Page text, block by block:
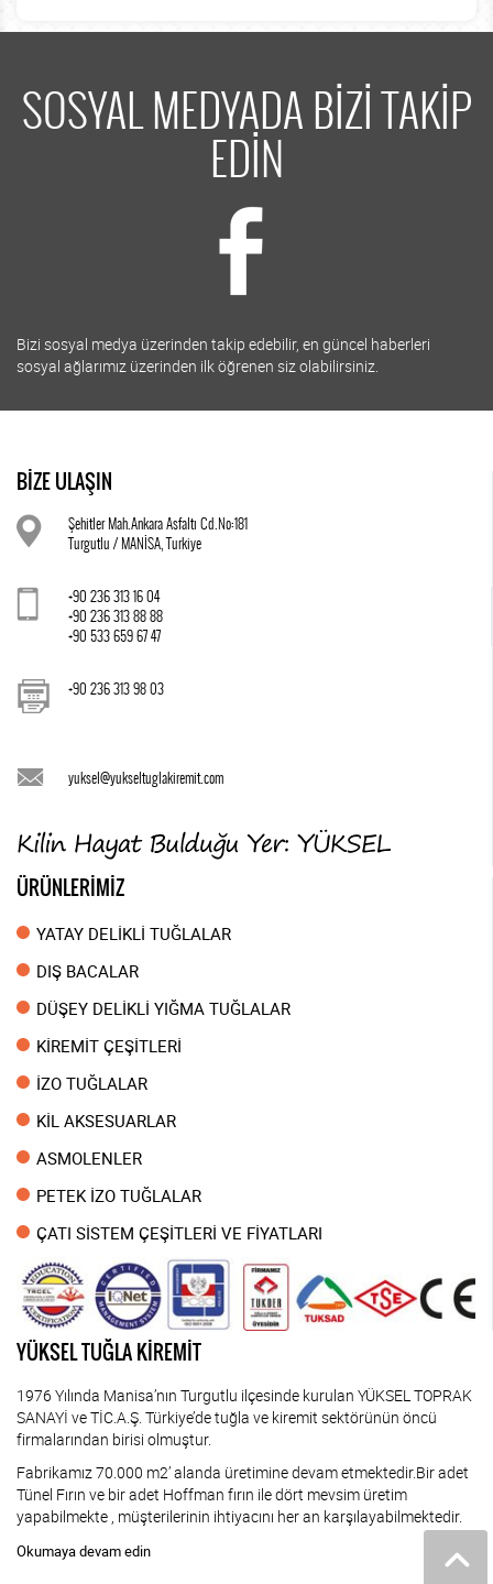
SOSYAL MEDYADA BİZİ TAKİP
EDİN
Bizi sosyal medya üzerinden takip edebilir, en güncel haberleri
sosyal ağlarımız üzerinden ilk öğrenen siz olabilirsiniz.
BİZE ULAŞIN
Şehitler Mah.Ankara Asfaltı Cd.No:181
Turgutlu / MANİSA, Turkiye
+90 236 313 16 04
+90 236 313 88 88
+90 533 659 67 47
+90 236 313 98 03
yuksel@yukseltuglakiremit.com
ÜRÜNLERİMİZ
YATAY DELİKLİ TUĞLALAR
DIŞ BACALAR
DÜŞEY DELİKLİ YIĞMA TUĞLALAR
KİREMİT ÇEŞİTLERİ
İZO TUĞLALAR
KİL AKSESUARLAR
ASMOLENLER
PETEK İZO TUĞLALAR
ÇATI SİSTEM ÇEŞİTLERİ VE FİYATLARI
YÜKSEL TUĞLA KİREMİT
1976 Yılında Manisa’nın Turgutlu ilçesinde kurulan YÜKSEL TOPRAK
SANAYİ ve TİC.A.Ş. Türkiye’de tuğla ve kiremit sektörünün öncü
firmalarından birisi olmuştur.
Fabrikamız 70.000 m2’ alanda üretimine devam etmektedir.Bir adet
Tünel Fırın ve bir adet Hoffman fırın ile dört mevsim üretim
yapabilmekte , müşterilerinin ihtiyacını her an karşılayabilmektedir.
Okumaya devam edin